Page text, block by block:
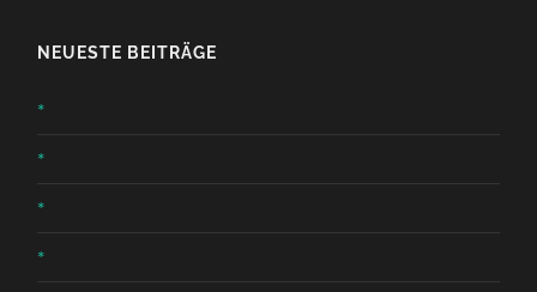
NEUESTE BEITRÄGE
*
*
*
*